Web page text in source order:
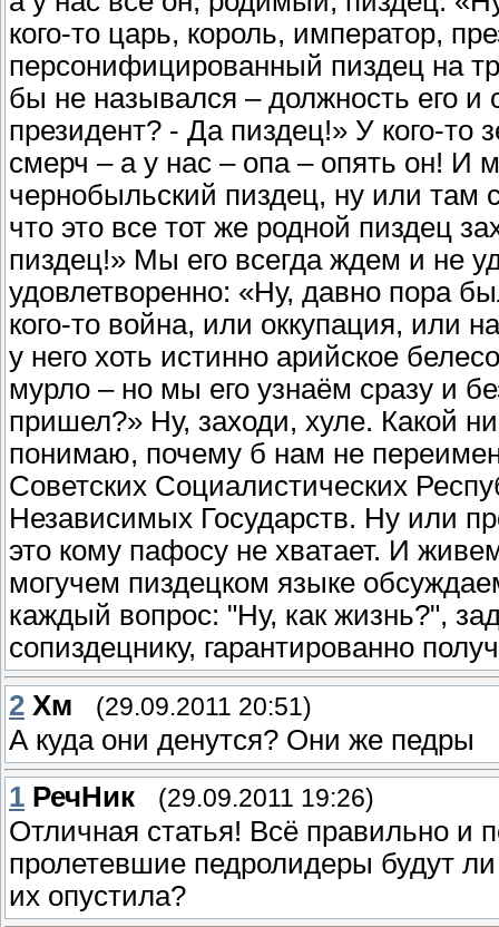
кого-то царь, король, император,
персонифицированный пиздец на
бы не назывался – должность его и
президент? - Да пиздец!» У кого-то
смерч – а у нас – опа – опять он! И
чернобыльский пиздец, ну или там
что это все тот же родной пиздец
пиздец!» Мы его всегда ждем и не
удовлетворенно: «Ну, давно пора
кого-то война, или оккупация, или
у него хоть истинно арийское
мурло – но мы его узнаём сразу и
пришел?» Ну, заходи, хуле. Какой
понимаю, почему б нам не
Советских Социалистических
Независимых Государств. Ну или
это кому пафосу не хватает. И
могучем пиздецком языке
каждый вопрос: "Ну, как жизнь?",
сопиздецнику, гарантированно
2 Хм (29.09.2011 20:51)
А куда они денутся? Они же педры
1 РечНик (29.09.2011 19:26)
Отличная статья! Всё правильно и
пролетевшие педролидеры будут ли
их опустила?